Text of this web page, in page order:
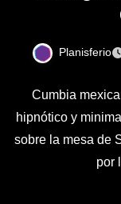
Planisferio
Cumbia
hipnótico y
sobre la mesa de
por